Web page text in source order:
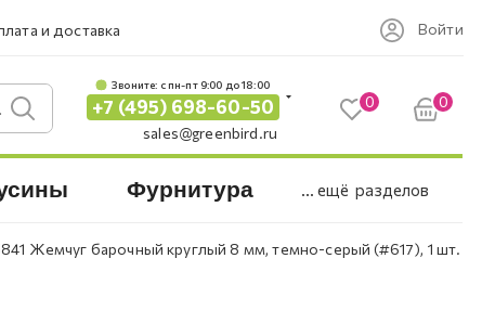
и доставка Войти
Звоните: c пн-пт 9:00 до 18:00
+7 (495) 698-60-50
sales@greenbird.ru
0 0
Фурнитура ... ещё разделов
Жемчуг барочный круглый 8 мм, темно-серый (#617), 1 шт.